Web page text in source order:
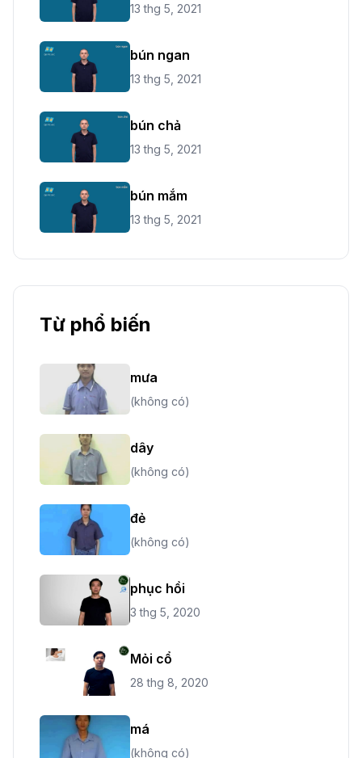
13 thg 5, 2021
bún ngan
13 thg 5, 2021
bún chả
13 thg 5, 2021
bún mắm
13 thg 5, 2021
Từ phổ biến
mưa
(không có)
dây
(không có)
đẻ
(không có)
phục hồi
3 thg 5, 2020
Mỏi cổ
28 thg 8, 2020
má
(không có)